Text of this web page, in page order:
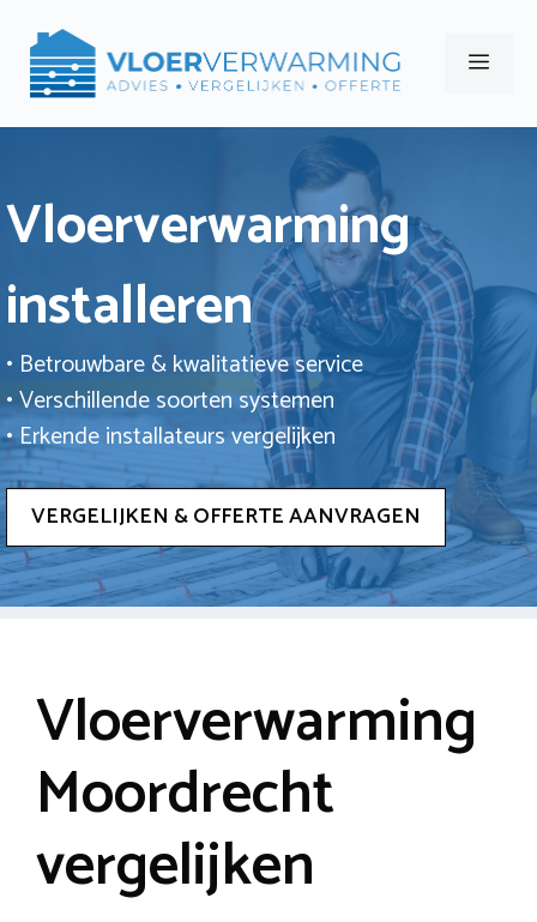
naar
Menu
Vloerverwarming
installeren
• Betrouwbare & kwalitatieve service
• Verschillende soorten systemen
• Erkende installateurs vergelijken
VERGELIJKEN & OFFERTE AANVRAGEN
Vloerverwarming
Moordrecht
vergelijken